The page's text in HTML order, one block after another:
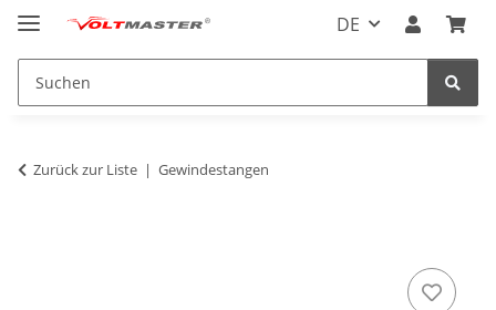
DE
Zurück zur Liste Gewindestangen